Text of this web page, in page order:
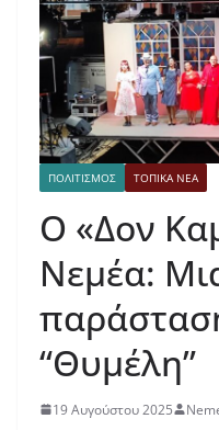
ΠΟΛΙΤΙΣΜΟΣ ΤΟΠΙΚΑ ΝΕΑ
Ο «Δον
Νεμέα:
“Θυμέλη”
19 Αυγούστου 2025